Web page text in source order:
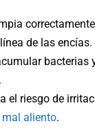
de las encías.
bacterias
el riesgo de
mal aliento.